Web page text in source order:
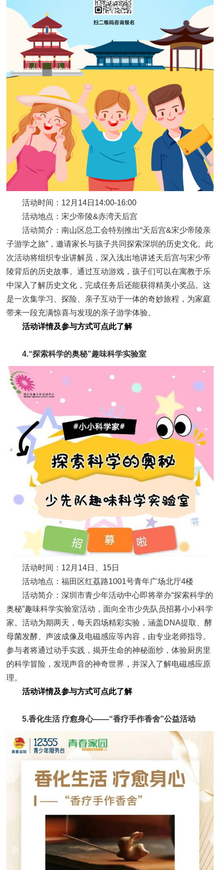
活动时间：12月14日14:00-16:00
活动地点：宋少帝陵&赤湾天后宫
活动简介：南山区总工会特别推出“天后宫&宋少帝陵亲
子游学之旅”，邀请家长与孩子共同探索深圳的历史文化。此
次活动将组织专业讲解员，深入浅出地讲述天后宫与宋少帝
陵背后的历史故事。通过互动游戏，孩子们可以在寓教于乐
中深入了解历史文化，完成任务后还能获得精美小奖品。这
是一次集学习、探险、亲子互动于一体的奇妙旅程，为家庭
带来一段充满惊喜与发现的亲子游学体验。
活动详情及参与方式可点此了解
4.“探索科学的奥秘”趣味科学实验室
活动时间：12月14日、15日
活动地点：福田区红荔路1001号青年广场北厅4楼
活动简介：深圳市青少年活动中心即将举办“探索科学的
奥秘”趣味科学实验室活动，面向全市少先队员招募小小科学
家。活动为期两天，每天四场精彩实验，涵盖DNA提取、酵
母菌发酵、声波成像及电磁感应等内容，由专业老师指导。
参与者将通过动手实践，揭开生命的神秘面纱，体验厨房里
的科学冒险，发现声音的神奇世界，并深入了解电磁感应原
理。
活动详情及参与方式可点此了解
5.香化生活 疗愈身心——“香疗手作香舍”公益活动